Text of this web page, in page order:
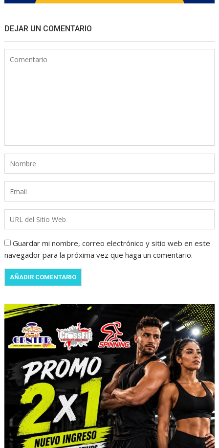
DEJAR UN COMENTARIO
Guardar mi nombre, correo electrónico y sitio web en este
navegador para la próxima vez que haga un comentario.